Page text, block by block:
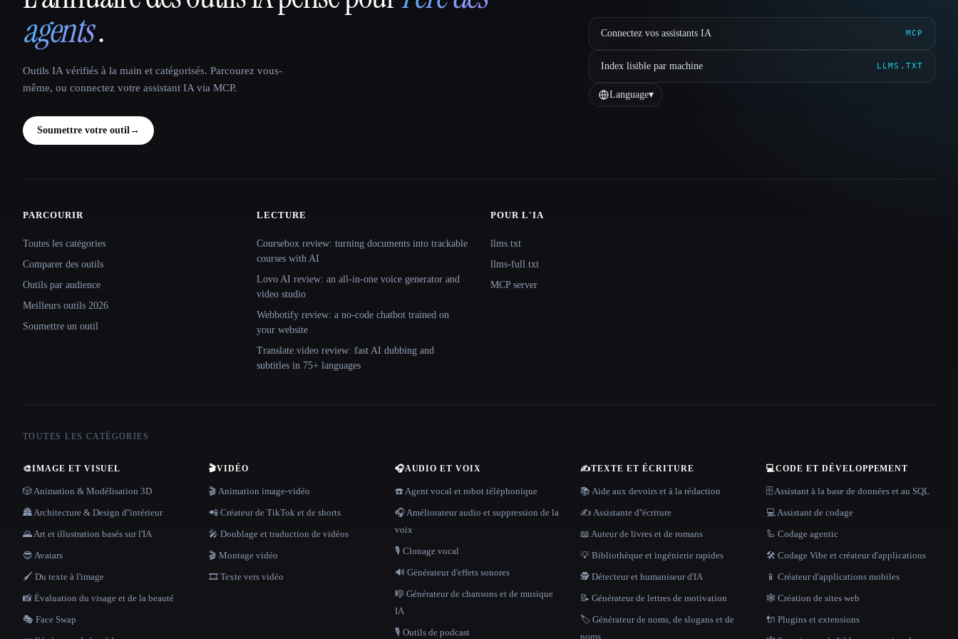
agents.
Outils IA vérifiés à la main et catégorisés. Parcourez vous-
même, ou connectez votre assistant IA via MCP.
Soumettre votre outil →
Connectez vos assistants IA MCP
Index lisible par machine LLMS.TXT
Language▾
Site navigation
PARCOURIR
Toutes les catégories
Comparer des outils
Outils par audience
Meilleurs outils 2026
Soumettre un outil
LECTURE
Coursebox review: turning documents into trackable
courses with AI
Lovo AI review: an all-in-one voice generator and
video studio
Webbotify review: a no-code chatbot trained on
your website
Translate.video review: fast AI dubbing and
subtitles in 75+ languages
POUR L'IA
llms.txt
llms-full.txt
MCP server
TOUTES LES CATÉGORIES
🎨IMAGE ET VISUEL
🎲 Animation & Modélisation 3D
🏯 Architecture & Design d''intérieur
🌄 Art et illustration basés sur l'IA
😎 Avatars
🖌️ Du texte à l'image
📸 Évaluation du visage et de la beauté
🎭 Face Swap
🎬VIDÉO
🎬 Animation image-vidéo
📲 Créateur de TikTok et de shorts
🎤 Doublage et traduction de vidéos
🎬 Montage vidéo
🎞️ Texte vers vidéo
🎧AUDIO ET VOIX
☎️ Agent vocal et robot téléphonique
🎧 Améliorateur audio et suppression de la
voix
🎙️ Clonage vocal
🔊 Générateur d'effets sonores
🎼 Générateur de chansons et de musique
IA
🎙️ Outils de podcast
✍️TEXTE ET ÉCRITURE
📚 Aide aux devoirs et à la rédaction
✍️ Assistante d''écriture
📖 Auteur de livres et de romans
💡 Bibliothèque et ingénierie rapides
🕵️ Détecteur et humaniseur d'IA
📝 Générateur de lettres de motivation
🏷️ Générateur de noms, de slogans et de
noms
💻CODE ET DÉVELOPPEMENT
🗄️ Assistant à la base de données et au SQL
💻 Assistant de codage
🦾 Codage agentic
🛠️ Codage Vibe et créateur d'applications
📱 Créateur d'applications mobiles
🕸 Création de sites web
🔌 Plugins et extensions